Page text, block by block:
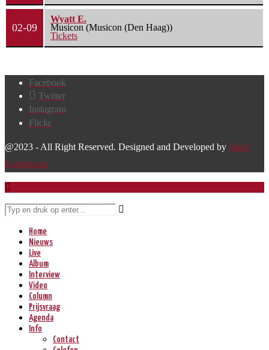
02-09
Wyatt E.
Musicon (Musicon (Den Haag))
Tickets
Facebook
Twitter
Instagram
Flickr
@2023 - All Right Reserved. Designed and Developed by Harm
Lourenssen
Home
Nieuws
Live
Album
Interview
Video
Column
Prijsvraag
Agenda
Info
Contact